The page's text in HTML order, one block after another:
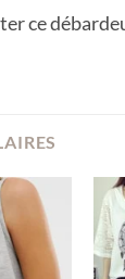
ce